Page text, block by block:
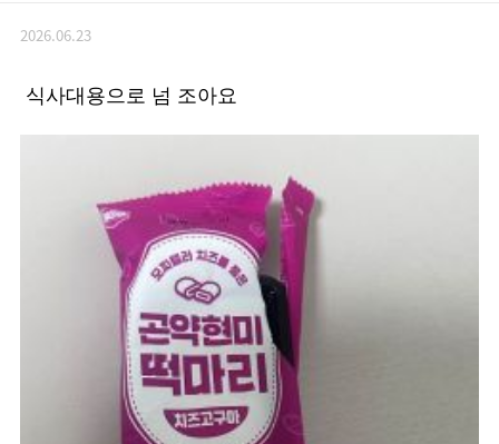
2026.06.23
식사대용으로 넘 조아요